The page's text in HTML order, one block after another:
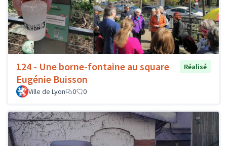
124 - Une borne-fontaine au square
Eugénie Buisson
Réalisé
Ville de Lyon 0 0